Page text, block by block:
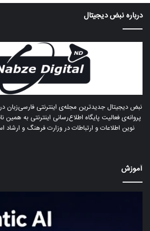
درباره‌ نبض دیجیتال
نبض دیجیتال جدیدترین مجله‌ی اینترنتی فارسی‌زبان
پروانه‌ی فعالیت پایگاه اطلاع‌رسانی اینترنتی به
نوین اطلاعات و ارتباطات در وزارت فرهنگ و
آموزش